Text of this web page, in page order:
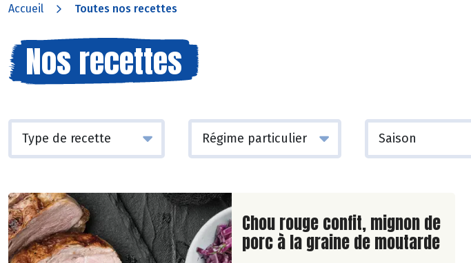
Accueil Toutes nos recettes
Nos recettes
Lire la suite de la recette
Chou rouge confit, mignon de
porc à la graine de moutarde